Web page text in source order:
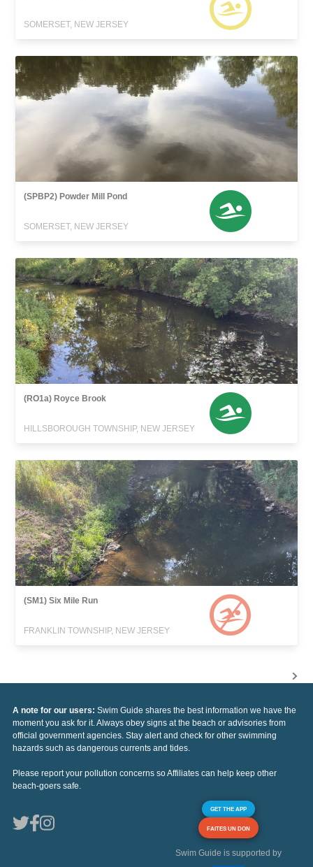
SOMERSET, NEW JERSEY
(SPBP2) Powder Mill Pond
SOMERSET, NEW JERSEY
(RO1a) Royce Brook
HILLSBOROUGH TOWNSHIP, NEW JERSEY
(SM1) Six Mile Run
FRANKLIN TOWNSHIP, NEW JERSEY
A note for our users: Swim Guide shares the best information we have the
moment you ask for it. Always obey signs at the beach or advisories from
official government agencies. Stay alert and check for other swimming
hazards such as dangerous currents and tides.
Please report your pollution concerns so Affiliates can help keep other
beach-goers safe.
GET THE APP
FAITES UN DON
Swim Guide is supported by